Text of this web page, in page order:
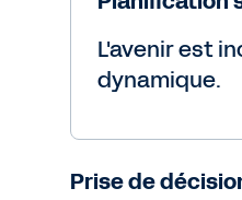
L'avenir est
dynamique.
Prise de